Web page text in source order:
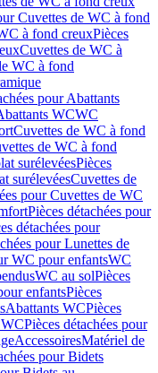
Cuvettes de WC à fond
à fond creuxPièces
Cuvettes de WC à
WC à fond
pour Abattants
WCWC
Cuvettes de WC à fond
de WC à fond
surélevéesPièces
surélevéesCuvettes de
pour Cuvettes de WC
Pièces détachées pour
détachées pour
pour Lunettes de
WC pour enfantsWC
WC au solPièces
enfantsPièces
Abattants WCPièces
Pièces détachées pour
AccessoiresMatériel de
pour Bidets